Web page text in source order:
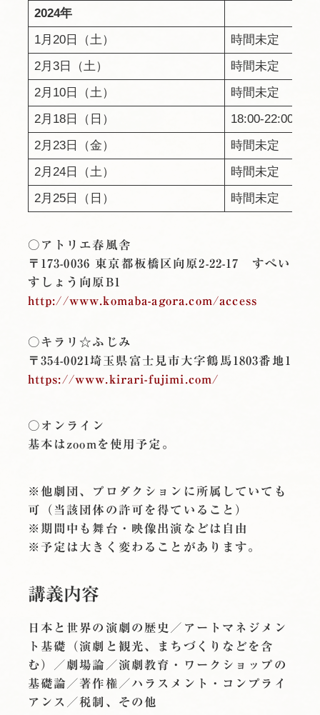
2024年
1月20日（土）
時間未定
2月3日（土）
時間未定
2月10日（土）
時間未定
2月18日（日）
18:00-22:00
2月23日（金）
時間未定
2月24日（土）
時間未定
2月25日（日）
時間未定
○アトリエ春風舎
〒173-0036 東京都板橋区向原2-22-17 すぺい
すしょう向原B1
http://www.komaba-agora.com/access
○キラリ☆ふじみ
〒354-0021埼玉県富士見市大字鶴馬1803番地1
https://www.kirari-fujimi.com/
○オンライン
基本はzoomを使用予定。
※他劇団、プロダクションに所属していても
可（当該団体の許可を得ていること）
※期間中も舞台・映像出演などは自由
※予定は大きく変わることがあります。
講義内容
日本と世界の演劇の歴史／アートマネジメン
ト基礎（演劇と観光、まちづくりなどを含
む）／劇場論／演劇教育・ワークショップの
基礎論／著作権／ハラスメント・コンプライ
アンス／税制、その他